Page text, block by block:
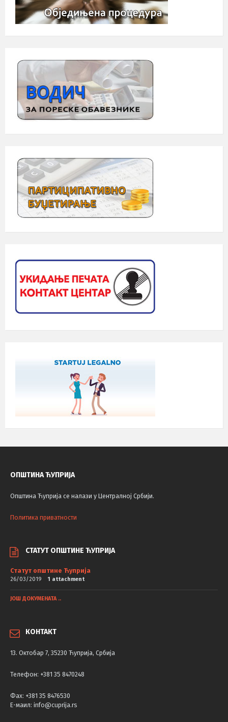
ОПШТИНА ЋУПРИЈА
Општина Ћуприја се налази у Централној Србији.
Политика приватности
СТАТУТ ОПШТИНЕ ЋУПРИЈА
Статут општине Ћуприја
26/03/2019 1 attachment
ЈОШ ДОКУМЕНАТА ..
КОНТАКТ
13. Октобар 7, 35230 Ћуприја, Србија
Телефон: +381 35 8470248
Фаx: +381 35 8476530
Е-маил: info@cuprija.rs